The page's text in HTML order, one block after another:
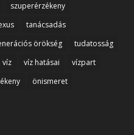
szuperérzékeny
tanácsadás
örökség
tudatosság
víz víz hatásai
vízpart
önismeret